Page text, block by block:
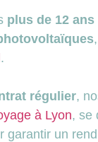
plus de 12
.
régulier,
à Lyon, se
garantir un